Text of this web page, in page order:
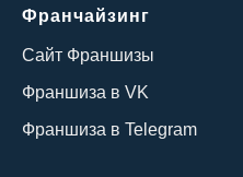
Франчайзинг
Сайт Франшизы
Франшиза в VK
Франшиза в Telegram